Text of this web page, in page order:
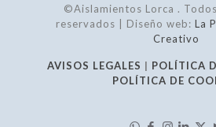
©Aislamientos Lorca .
reservados | Diseño web: La
Creativo
AVISOS LEGALES | POLÍTICA
POLÍTICA DE